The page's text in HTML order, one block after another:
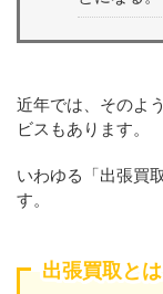
近年では、そのよ
ビスもあります。
いわゆる「出張買
す。
出張買取と